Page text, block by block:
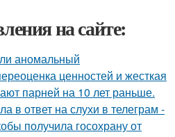
на сайте:
аномальный
ценностей и жесткая
парней на 10 лет раньше.
в ответ на слухи в телеграм -
получила госохрану от